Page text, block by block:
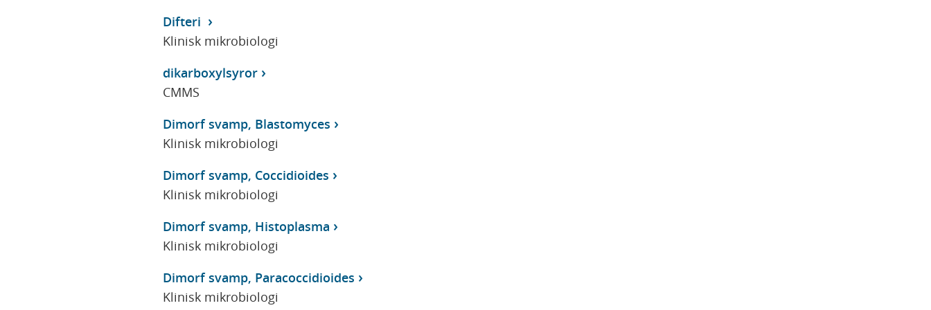
Difteri
Klinisk mikrobiologi
dikarboxylsyror
CMMS
Dimorf svamp, Blastomyces
Klinisk mikrobiologi
Dimorf svamp, Coccidioides
Klinisk mikrobiologi
Dimorf svamp, Histoplasma
Klinisk mikrobiologi
Dimorf svamp, Paracoccidioides
Klinisk mikrobiologi